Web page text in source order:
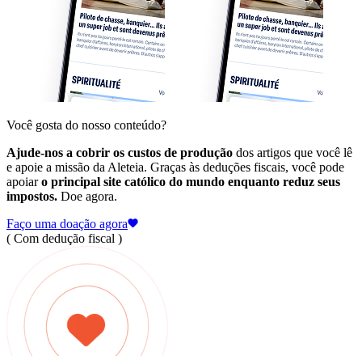
Você gosta do nosso conteúdo?
Ajude-nos a cobrir os custos de produção dos artigos que você lê
e apoie a missão da Aleteia. Graças às deduções fiscais, você pode
apoiaro principal site católico do mundo enquanto reduz seus
impostos. Doe agora.
Faço uma doação agora
( Com dedução fiscal )